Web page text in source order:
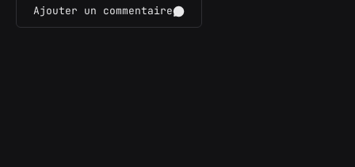
Ajouter un commentaire